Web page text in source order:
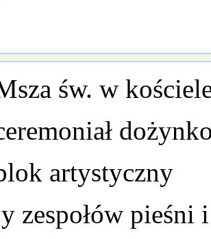
św. w
artystyczny
zespołów